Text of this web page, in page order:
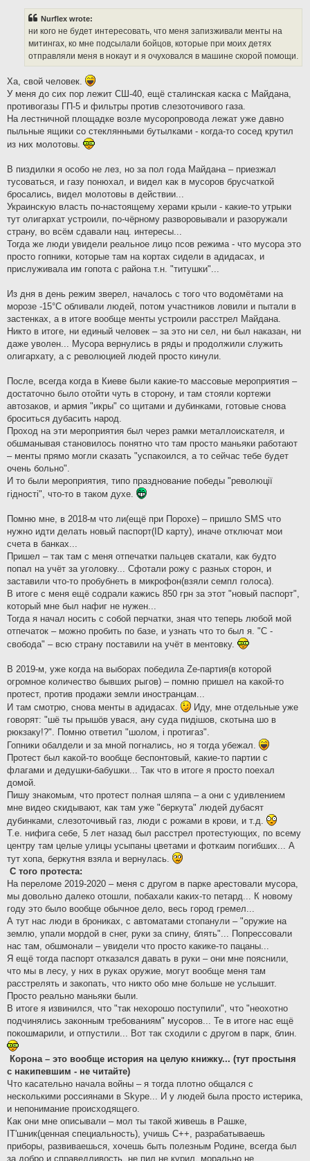
Nurflex wrote:
ни кого не будет интересовать, что меня запизживали менты на
митингах, ко мне подсылали бойцов, которые при моих детях
отправляли меня в нокаут и я очуховался в машине скорой помощи.
Ха, свой человек.
У меня до сих пор лежит СШ-40, ещё сталинская каска с Майдана,
противогазы ГП-5 и фильтры против слезоточивого газа.
На лестничной площадке возле мусоропровода лежат уже давно
пыльные ящики со стеклянными бутылками - когда-то сосед крутил
из них молотовы.
В пиздилки я особо не лез, но за пол года Майдана – приезжал
тусоваться, и газу понюхал, и видел как в мусоров брусчаткой
бросались, видел молотовы в действии...
Украинскую власть по-настоящему херами крыли - какие-то утрыки
тут олигархат устроили, по-чёрному разворовывали и разоружали
страну, во всём сдавали нац. интересы...
Тогда же люди увидели реальное лицо псов режима - что мусора это
просто гопники, которые там на кортах сидели в адидасах, и
прислуживала им гопота с района т.н. "титушки"...
Из дня в день режим зверел, началось с того что водомётами на
морозе -15°С обливали людей, потом участников ловили и пытали в
застенках, а в итоге вообще менты устроили расстрел Майдана.
Никто в итоге, ни единый человек – за это ни сел, ни был наказан, ни
даже уволен... Мусора вернулись в ряды и продолжили служить
олигархату, а с революцией людей просто кинули.
После, всегда когда в Киеве были какие-то массовые мероприятия –
достаточно было отойти чуть в сторону, и там стояли кортежи
автозаков, и армия "икры" со щитами и дубинками, готовые снова
броситься дубасить народ.
Проход на эти мероприятия был через рамки металлоискателя, и
обшманывая становилось понятно что там просто маньяки работают
– менты прямо могли сказать "успакоился, а то сейчас тебе будет
очень больно".
И то были мероприятия, типо празднование победы "революцiї
гiдностi", что-то в таком духе.
Помню мне, в 2018-м что ли(ещё при Порохе) – пришло SMS что
нужно идти делать новый паспорт(ID карту), иначе отключат мои
счета в банках...
Пришел – так там с меня отпечатки пальцев скатали, как будто
попал на учёт за уголовку... Сфотали рожу с разных сторон, и
заставили что-то пробубнеть в микрофон(взяли семпл голоса).
В итоге с меня ещё содрали кажись 850 грн за этот "новый паспорт",
который мне был нафиг не нужен...
Тогда я начал носить с собой перчатки, зная что теперь любой мой
отпечаток – можно пробить по базе, и узнать что то был я. "С -
свобода" – всю страну поставили на учёт в ментовку.
В 2019-м, уже когда на выборах победила Zе-партия(в которой
огромное количество бывших рыгов) – помню пришел на какой-то
протест, против продажи земли иностранцам...
И там смотрю, снова менты в адидасах.
Иду, мне отдельные уже
говорят: "шё ты прышöв увася, ану суда пидiшов, скотына шо в
рюкзаку!?". Помню ответил "шолом, i протигаз".
Гопники обалдели и за мной погнались, но я тогда убежал.
Протест был какой-то вообще беспонтовый, какие-то партии с
флагами и дедушки-бабушки... Так что в итоге я просто поехал
домой.
Пишу знакомым, что протест полная шляпа – а они с удивлением
мне видео скидывают, как там уже "беркута" людей дубасят
дубинками, слезоточивый газ, люди с рожами в крови, и т.д.
Т.е. нифига себе, 5 лет назад был расстрел протестующих, по всему
центру там целые улицы усыпаны цветами и фоткаим погибших... А
тут хопа, беркутня взяла и вернулась.
С того протеста:
На переломе 2019-2020 – меня с другом в парке арестовали мусора,
мы довольно далеко отошли, побахали каких-то петард... К новому
году это было вообще обычное дело, весь город гремел...
А тут нас люди в брониках, с автоматами стопанули – "оружие на
землю, упали мордой в снег, руки за спину, блять"... Попрессовали
нас там, обшмонали – увидели что просто какике-то пацаны...
Я ещё тогда паспорт отказался давать в руки – они мне пояснили,
что мы в лесу, у них в руках оружие, могут вообще меня там
расстрелять и закопать, что никто обо мне больше не услышит.
Просто реально маньяки были.
В итоге я извинился, что "так нехорошо поступили", что "неохотно
подчинялись законным требованиям" мусоров... Те в итоге нас ещё
покошмарили, и отпустили... Вот так сходили с другом в парк, блин.
Корона – это вообще история на целую книжку... (тут простыня
с накипевшим - не читайте)
Что касательно начала войны – я тогда плотно общался с
несколькими россиянами в Skype... И у людей была просто истерика,
и непонимание происходящего.
Как они мне описывали – мол ты такой живешь в Рашке,
IT'шник(ценная специальность), учишь C++, разрабатываешь
приборы, развиваешься, хочешь быть полезным Родине, всегда был
за добро и справедливость, не пил не курил, морально не